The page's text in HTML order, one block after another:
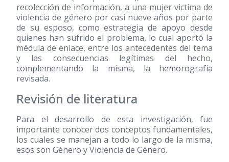
recolección de información, a una mujer victima de
violencia de género por casi nueve años por parte
de su esposo, como estrategia de apoyo desde
quienes han sufrido el problema, lo cual aportó la
médula de enlace, entre los antecedentes del tema
y las consecuencias legítimas del hecho,
complementando la misma, la hemorografía
revisada.
Revisión de literatura
Para el desarrollo de esta investigación, fue
importante conocer dos conceptos fundamentales,
los cuales se manejan a todo lo largo de la misma,
esos son Género y Violencia de Género.